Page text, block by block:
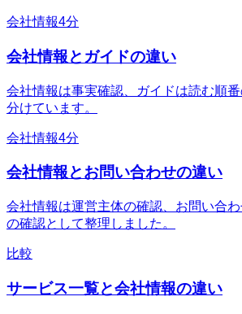
会社情報4分
会社情報とガイドの違い
会社情報は事実確認、ガイドは読む順
分けています。
会社情報4分
会社情報とお問い合わせの違い
会社情報は運営主体の確認、お問い合
の確認として整理しました。
比較
サービス一覧と会社情報の違い